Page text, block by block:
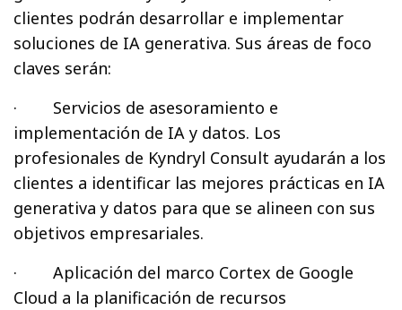
clientes podrán desarrollar e implementar
soluciones de IA generativa. Sus áreas de foco
claves serán:
· Servicios de asesoramiento e
implementación de IA y datos. Los
profesionales de Kyndryl Consult ayudarán a los
clientes a identificar las mejores prácticas en IA
generativa y datos para que se alineen con sus
objetivos empresariales.
· Aplicación del marco Cortex de Google
Cloud a la planificación de recursos